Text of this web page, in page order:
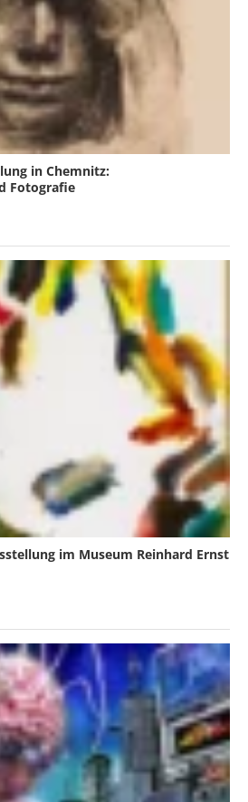
in Chemnitz:
Fotografie
im Museum Reinhard Ernst